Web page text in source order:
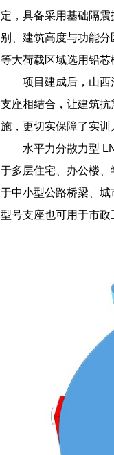
定，具备采用基础隔
别、建筑高度与功能
等大荷载区域选用铅芯
项目建成后，山
支座相结合，让建筑
施，更切实保障了实训
水平力分散力型
于多层住宅、办公楼
于中小型公路桥梁、
型号支座也可用于市政